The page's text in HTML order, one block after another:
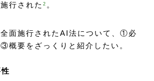
行された2 。
面施行されたAI法について、①必
概要をざっくりと紹介したい。